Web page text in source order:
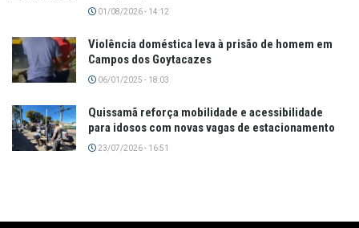
01/08/2026 - 14:12
Violência doméstica leva à prisão de homem em
Campos dos Goytacazes
06/01/2025 - 18:03
Quissamã reforça mobilidade e acessibilidade
para idosos com novas vagas de estacionamento
23/07/2026 - 16:51